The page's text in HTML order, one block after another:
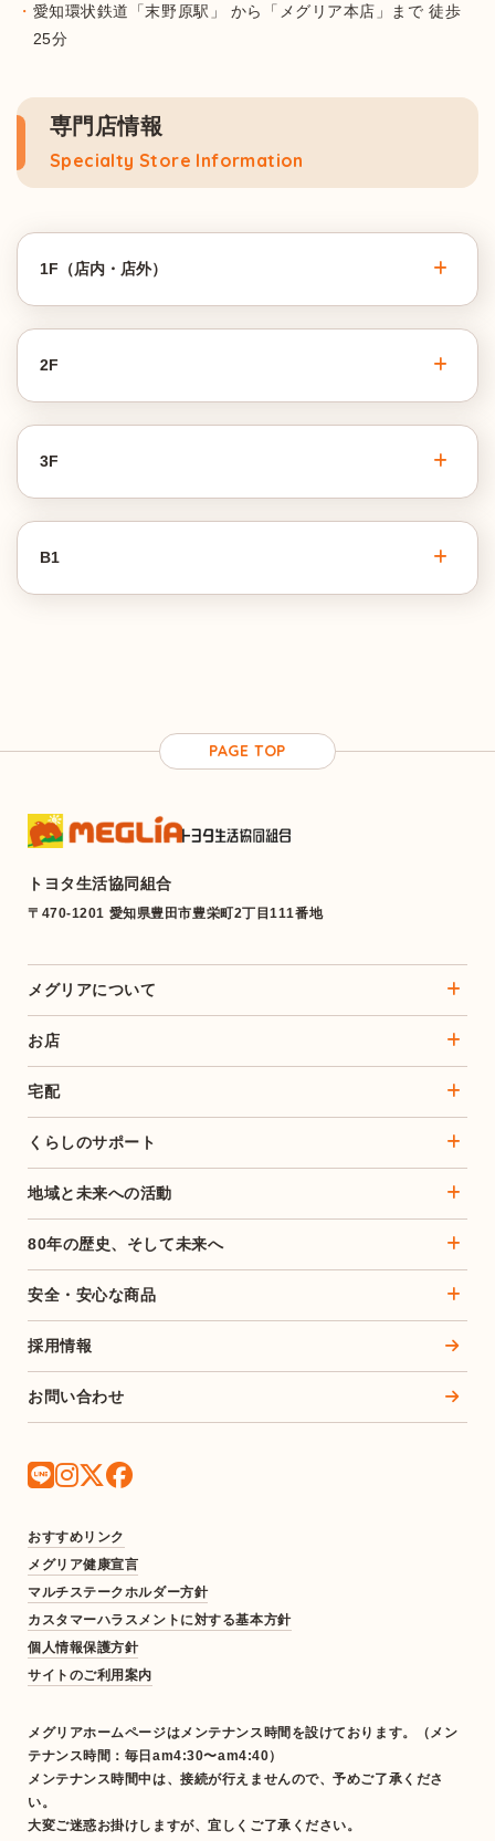
愛知環状鉄道「末野原駅」 から「メグリア本店」まで 徒歩
25分
専門店情報
Specialty Store Information
1F（店内・店外）
2F
3F
B1
PAGE TOP
トヨタ生活協同組合
〒470-1201 愛知県豊田市豊栄町2丁目111番地
メグリアについて
お店
宅配
くらしのサポート
地域と未来への活動
80年の歴史、そして未来へ
安全・安心な商品
採用情報
お問い合わせ
おすすめリンク
メグリア健康宣言
マルチステークホルダー方針
カスタマーハラスメントに対する基本方針
個人情報保護方針
サイトのご利用案内
メグリアホームページはメンテナンス時間を設けております。（メン
テナンス時間：毎日am4:30〜am4:40）
メンテナンス時間中は、接続が行えませんので、予めご了承くださ
い。
大変ご迷惑お掛けしますが、宜しくご了承ください。